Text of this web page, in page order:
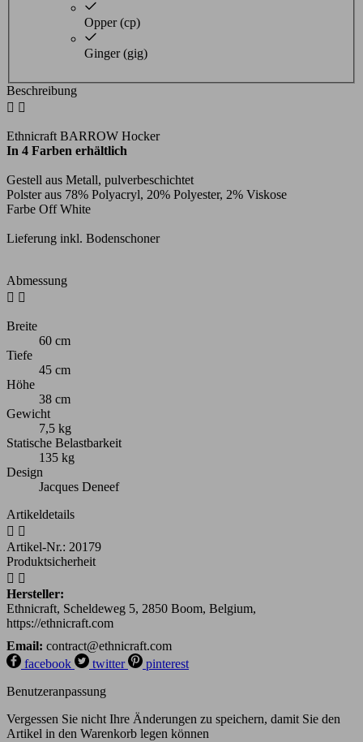
Opper (cp)
Ginger (gig)
Beschreibung
 
Ethnicraft BARROW Hocker
In 4 Farben erhältlich
Gestell aus Metall, pulverbeschichtet
Polster aus 78% Polyacryl, 20% Polyester, 2% Viskose
Farbe Off White
Lieferung inkl. Bodenschoner
Abmessung
 
Breite
60 cm
Tiefe
45 cm
Höhe
38 cm
Gewicht
7,5 kg
Statische Belastbarkeit
135 kg
Design
Jacques Deneef
Artikeldetails
 
Artikel-Nr.: 20179
Produktsicherheit
 
Hersteller:
Ethnicraft, Scheldeweg 5, 2850 Boom, Belgium,
https://ethnicraft.com
Email: contract@ethnicraft.com
facebook
twitter
pinterest
Benutzeranpassung
Vergessen Sie nicht Ihre Änderungen zu speichern, damit Sie den
Artikel in den Warenkorb legen können